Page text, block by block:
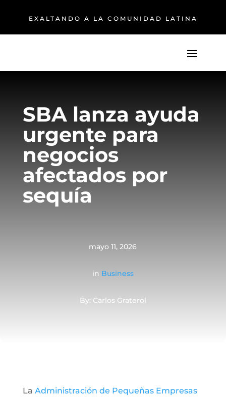
EXALTANDO A LA COMUNIDAD LATINA
SBA lanza ayuda
urgente para
negocios
afectados por
sequía
mayo 11, 2026
in Business
By: Carlos Graterol
La Administración de Pequeñas Empresas